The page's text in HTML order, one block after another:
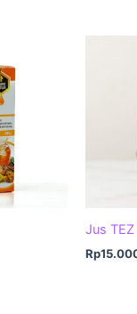
Jus TEZ
Rp